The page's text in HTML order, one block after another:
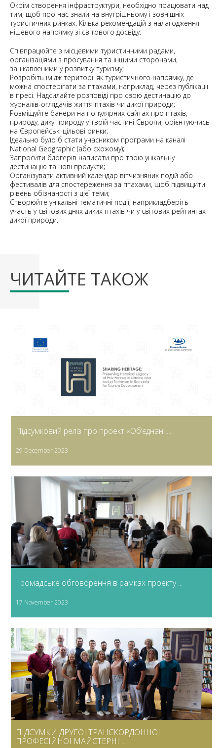
Окрім створення інфраструктури, необхідно працювати над
тим, щоб про нас знали на внутрішньому і зовнішніх
туристичних ринках. Кілька рекомендацій з налагодження
нішевого напрямку зі світового досвіду:
Співпрацюйте з місцевими туристичними радами,
організаціями з просування та іншими сторонами,
зацікавленими у розвитку туризму;
Розробіть імідж території як туристичного напрямку, де
можна спостерігати за птахами, наприклад, через публікації
в пресі. Надсилайте розповіді про свою дестинацію до
журналів-оглядачів життя птахів чи дикої природи;
Розміщуйте банери на популярних сайтах про птахів,
природу, дику природу у твоїй частині Європи, орієнтуючись
на Європейські цільові ринки;
Ідеально було б стати учасником програми на каналі
National Geographic (або схожому);
Запросити блогерів написати про твою унікальну
дестинацію та нові продукти;
Організувати активний календар вітчизняних подій або
фестивалів для спостереження за птахами, щоб підвищити
рівень обізнаності з цієї теми;
Створюйте унікальні тематичні події, наприкладберіть
участь у світових днях диких птахів чи у світових рейтингах
дикої природи.
ЧИТАЙТЕ ТАКОЖ
Підсумковий реліз про проект «Об’єднані ...
29 December 2023
Громадське обговорення в рамках проекту ...
17 November 2023
ПІДСУМКИ ДРУГОЇ ТРАНСКОРДОННОЇ
ПРОФЕСІЙНОЇ МАЙСТЕРНІ ...